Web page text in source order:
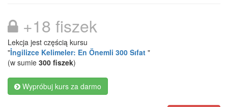
+18 fiszek
Lekcja jest częścią kursu
"İngilizce Kelimeler: En Önemli 300 Sıfat "
(w sumie 300 fiszek)
Wypróbuj kurs za darmo